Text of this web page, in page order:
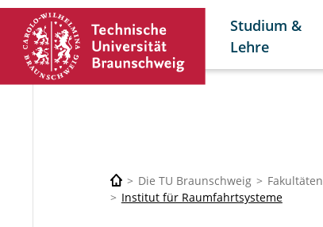
Studium &
Lehre
Die TU Braunschweig Fakultäten
Institut für Raumfahrtsysteme